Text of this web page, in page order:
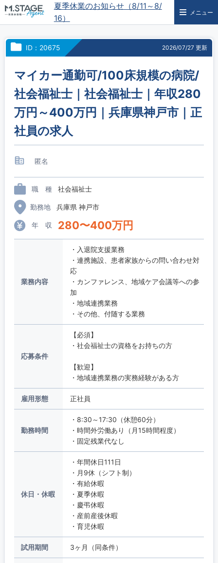
夏季休業のお知らせ（8/11～8/
16）
メニュー
ID：20675 2026/07/27 更新
マイカー通勤可/100床規模の病院/
社会福祉士｜社会福祉士｜年収280
万円～400万円｜兵庫県神戸市｜正
社員の求人
匿名
職 種 社会福祉士
勤務地 兵庫県 神戸市
年 収 280〜400万円
業務内容
・入退院支援業務
・連携施設、患者家族からの問い合わせ対
応
・カンファレンス、地域ケア会議等への参
加
・地域連携業務
・その他、付随する業務
応募条件
【必須】
・社会福祉士の資格をお持ちの方
【歓迎】
・地域連携業務の実務経験がある方
雇用形態 正社員
勤務時間
・8:30～17:30（休憩60分）
・時間外労働あり（月15時間程度）
・固定残業代なし
休日・休暇
・年間休日111日
・月9休（シフト制）
・有給休暇
・夏季休暇
・慶弔休暇
・産前産後休暇
・育児休暇
試用期間 3ヶ月（同条件）